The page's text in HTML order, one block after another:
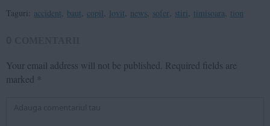
Taguri: accident, baut, copil, lovit, news, sofer, stiri, timisoara, tion
Your email address will not be published. Required fields are
marked *